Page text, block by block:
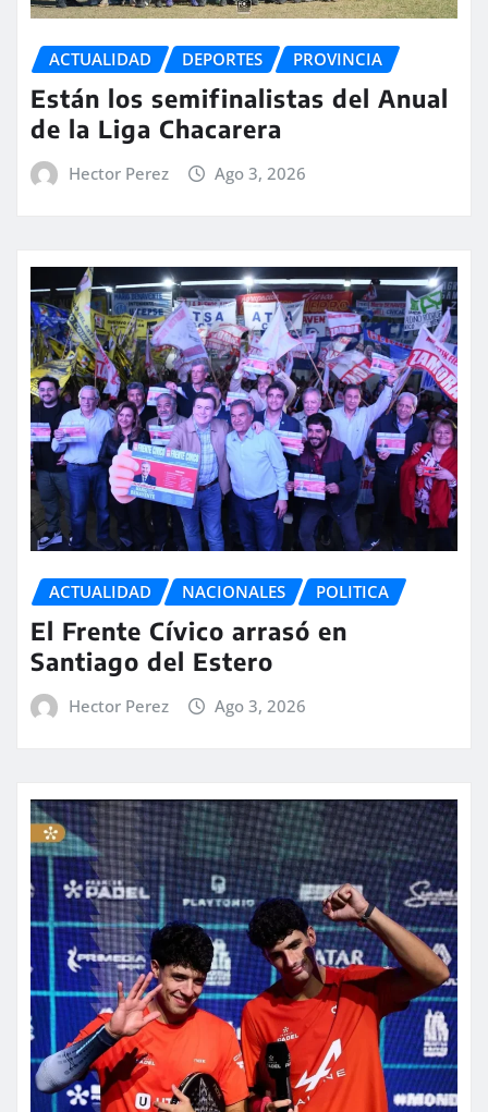
ACTUALIDAD DEPORTES PROVINCIA
Están los semifinalistas del Anual
de la Liga Chacarera
Hector Perez Ago 3, 2026
ACTUALIDAD NACIONALES POLITICA
El Frente Cívico arrasó en
Santiago del Estero
Hector Perez Ago 3, 2026